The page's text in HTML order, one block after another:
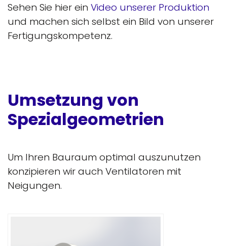
Sehen Sie hier ein Video unserer Produktion
und machen sich selbst ein Bild von unserer
Fertigungskompetenz.
Umsetzung von
Spezialgeometrien
Um Ihren Bauraum optimal auszunutzen
konzipieren wir auch Ventilatoren mit
Neigungen.